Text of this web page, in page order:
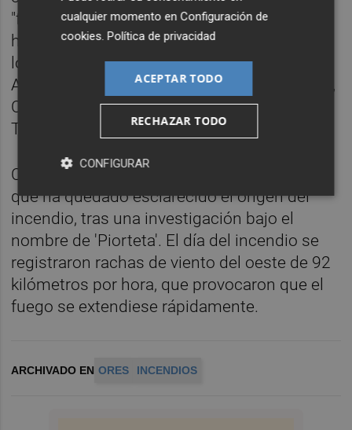
"fueron las que podrían haber disparado y
haber hecho saltar el incendio", que afectó a
los términos municipales de Montitxelvo,
Aielo de Rugat, Llocnou de Sant Jeroni, Ador,
Castellonet de la Conquesta, Vilallonga y
Terrateig.
Con este informe, la Guardia Civil considera
que ha quedado esclarecido el origen del
incendio, tras una investigación bajo el
nombre de 'Piorteta'. El día del incendio se
registraron rachas de viento del oeste de 92
kilómetros por hora, que provocaron que el
fuego se extendiese rápidamente.
ARCHIVADO EN ORES INCENDIOS
cualquier momento enConfiguración de
cookies.Política de privacidad
ACEPTAR TODO
RECHAZAR TODO
CONFIGURAR